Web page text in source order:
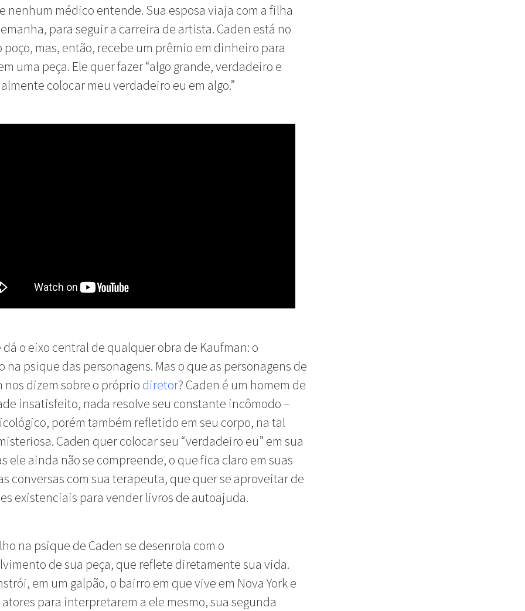
nenhum médico entende. Sua esposa viaja com a filha
para seguir a carreira de artista. Caden está no
poço, mas, então, recebe um prêmio em dinheiro para
uma peça. Ele quer fazer “algo grande, verdadeiro e
colocar meu verdadeiro eu em algo.”
dá o eixo central de qualquer obra de Kaufman: o
na psique das personagens. Mas o que as personagens de
nos dizem sobre o próprio diretor? Caden é um homem de
insatisfeito, nada resolve seu constante incômodo –
porém também refletido em seu corpo, na tal
Caden quer colocar seu “verdadeiro eu” em sua
ele ainda não se compreende, o que fica claro em suas
conversas com sua terapeuta, que quer se aproveitar de
existenciais para vender livros de autoajuda.
na psique de Caden se desenrola com o
de sua peça, que reflete diretamente sua vida.
em um galpão, o bairro em que vive em Nova York e
para interpretarem a ele mesmo, sua segunda